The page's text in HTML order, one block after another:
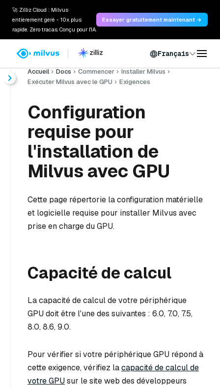
🚀 Zilliz Cloud : Milvus
entièrement géré - 10x plus
rapide. Zéro tracas. Conçu pour l'IA.
Essayer gratuitement maintenant →
Français
Accueil Docs Commencer
Installer Milvus
Exécuter Milvus avec le GPU
Exigences
Configuration
requise pour
l'installation de
Milvus avec GPU
Cette page répertorie la configuration matérielle
et logicielle requise pour installer Milvus avec
prise en charge du GPU.
Capacité de calcul
La capacité de calcul de votre périphérique
GPU doit être l'une des suivantes : 6.0, 7.0, 7.5,
8.0, 8.6, 9.0.
Pour vérifier si votre périphérique GPU répond à
cette exigence, vérifiez lacapacité de calcul de
votre GPUsur le site web des développeurs